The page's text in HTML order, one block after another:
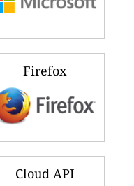
Firefox
Cloud API